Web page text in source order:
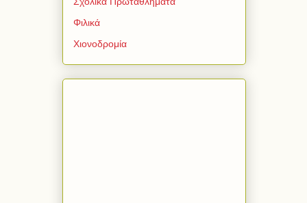
Φιλικά
Χιονοδρομία